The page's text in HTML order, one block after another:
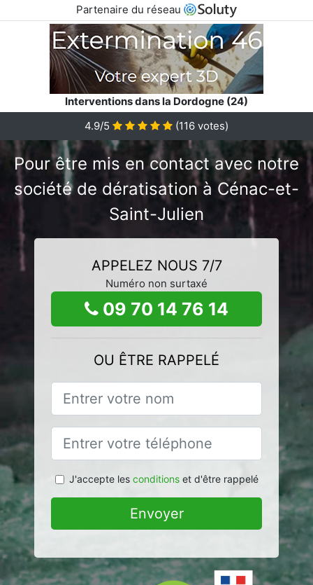
Partenaire du réseau
Interventions dans la Dordogne (24)
4.9/5
(116 votes)
Pour être mis en contact avec notre
société de dératisation à Cénac-et-
Saint-Julien
APPELEZ NOUS 7/7
Numéro non surtaxé
09 70 14 76 14
OU ÊTRE RAPPELÉ
J'accepte les conditionset d'être rappelé
Envoyer